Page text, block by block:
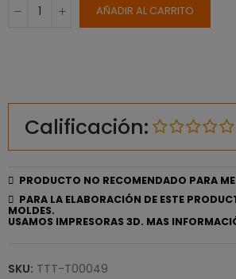
AÑADIR AL CARRITO
Calificación:
PRODUCTO NO RECOMENDADO PARA
PARA LA ELABORACIÓN DE ESTE
MOLDES.
USAMOS IMPRESORAS 3D. MAS
SKU: TTT-T00049